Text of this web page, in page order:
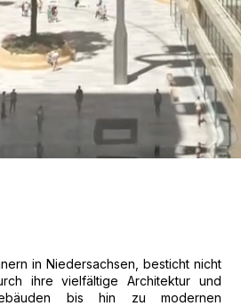
in Niedersachsen, besticht nicht
ihre vielfältige Architektur und
bis hin zu modernen